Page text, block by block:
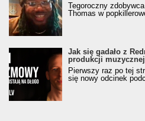
Tegoroczny
Thomas w
Jak się gadało z
produkcji
Pierwszy raz po tej
się nowy odcinek